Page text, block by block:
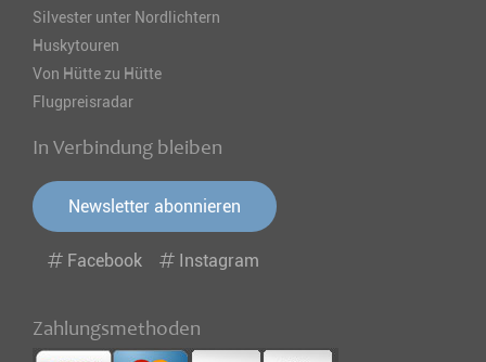
Silvester unter Nordlichtern
Huskytouren
Von Hütte zu Hütte
Flugpreisradar
In Verbindung bleiben
Newsletter abonnieren
Facebook Instagram
Zahlungsmethoden